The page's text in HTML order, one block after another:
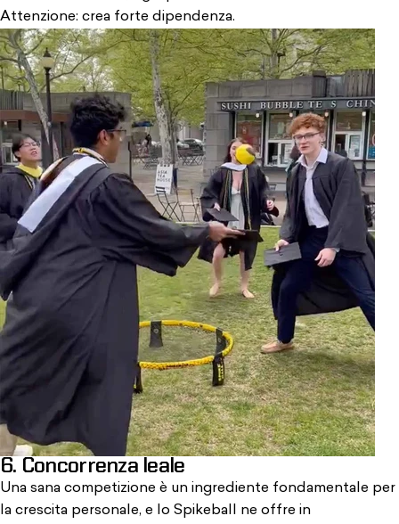
Attenzione: crea forte dipendenza.
6. Concorrenza leale
Una sana competizione è un ingrediente fondamentale per
la crescita personale, e lo Spikeball ne offre in